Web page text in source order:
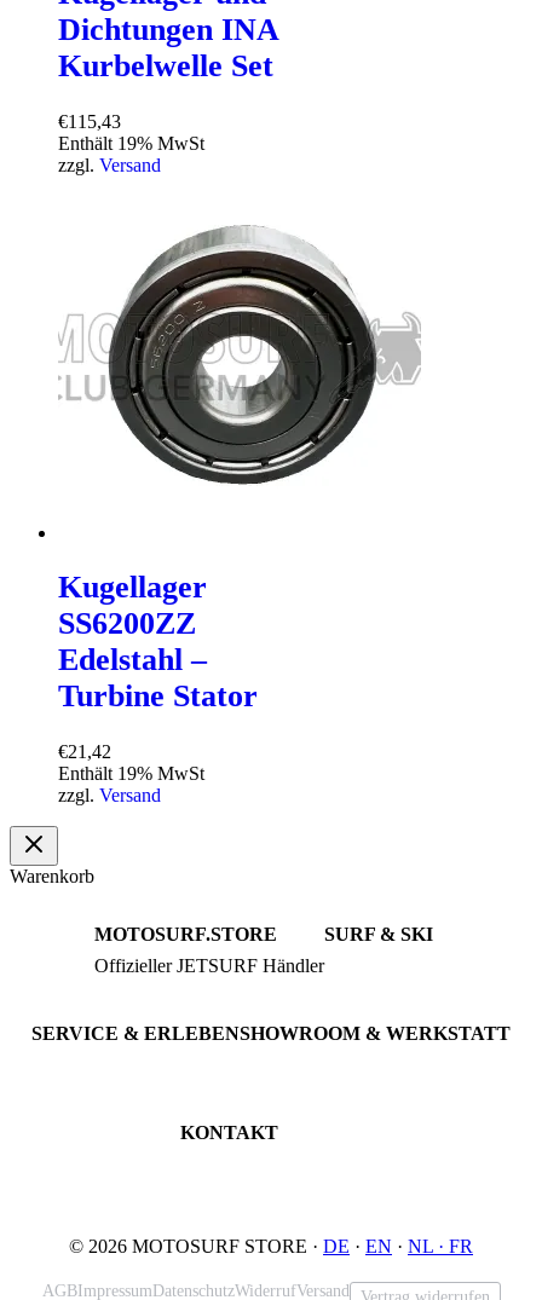
Dichtungen INA
Kurbelwelle Set
€115,43
Enthält 19% MwSt
zzgl. Versand
Kugellager
SS6200ZZ
Edelstahl –
Turbine Stator
€21,42
Enthält 19% MwSt
zzgl. Versand
Warenkorb
MOTOSURF.STORE
Offizieller JETSURF Händler
SURF & SKI
JETSURF Boards
SERVICE & ERLEBENSHOWROOM & WERKSTATT
KONTAKT
© 2026 MOTOSURF STORE · DE · EN · NL · FR
AGBImpressum DatenschutzWiderrufVersand